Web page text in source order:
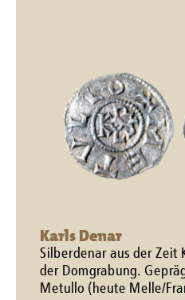
Karls Denar
Silberdenar aus der Zeit
der Domgrabung.
Metullo (heute Melle/